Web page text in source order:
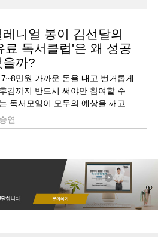
레니얼 봉이 김선달의
료 독서클럽'은 왜 성공
을까?
7~8만원 가까운 돈을 내고 번거롭게
감까지 반드시 써야만 참여할 수
독서모임이 모두의 예상을 깨고
성공을 거두고 있습니다. 취향과
맺음을 파는 ‘힙한’ 독서클럽에서
연